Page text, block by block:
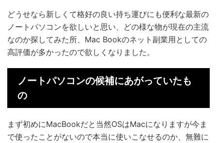
どうせなら新しくて格好の良い持ち運びにも便利な最新の
ノートパソコンを欲しいと思い、どの様な物が現在の主流
なのか探してみた所、Mac Bookのネット副業用としての
高評価が多かったので欲しくなりました。
ノートパソコンの候補にあがっていたも
の
まず初めにMacBookだと当然OSはMacになりますが今ま
で使ったことがないので本当に使いこなせるのか、無難に